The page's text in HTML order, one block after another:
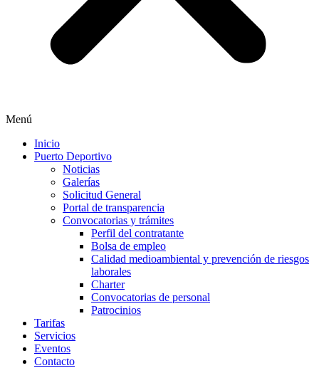
Menú
Inicio
Puerto Deportivo
Noticias
Galerías
Solicitud General
Portal de transparencia
Convocatorias y trámites
Perfil del contratante
Bolsa de empleo
Calidad medioambiental y prevención de riesgos
laborales
Charter
Convocatorias de personal
Patrocinios
Tarifas
Servicios
Eventos
Contacto